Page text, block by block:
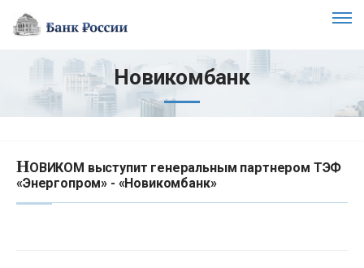
Новикомбанк
НОВИКОМ выступит генеральным партнером ТЭФ
«Энергопром» - «Новикомбанк»